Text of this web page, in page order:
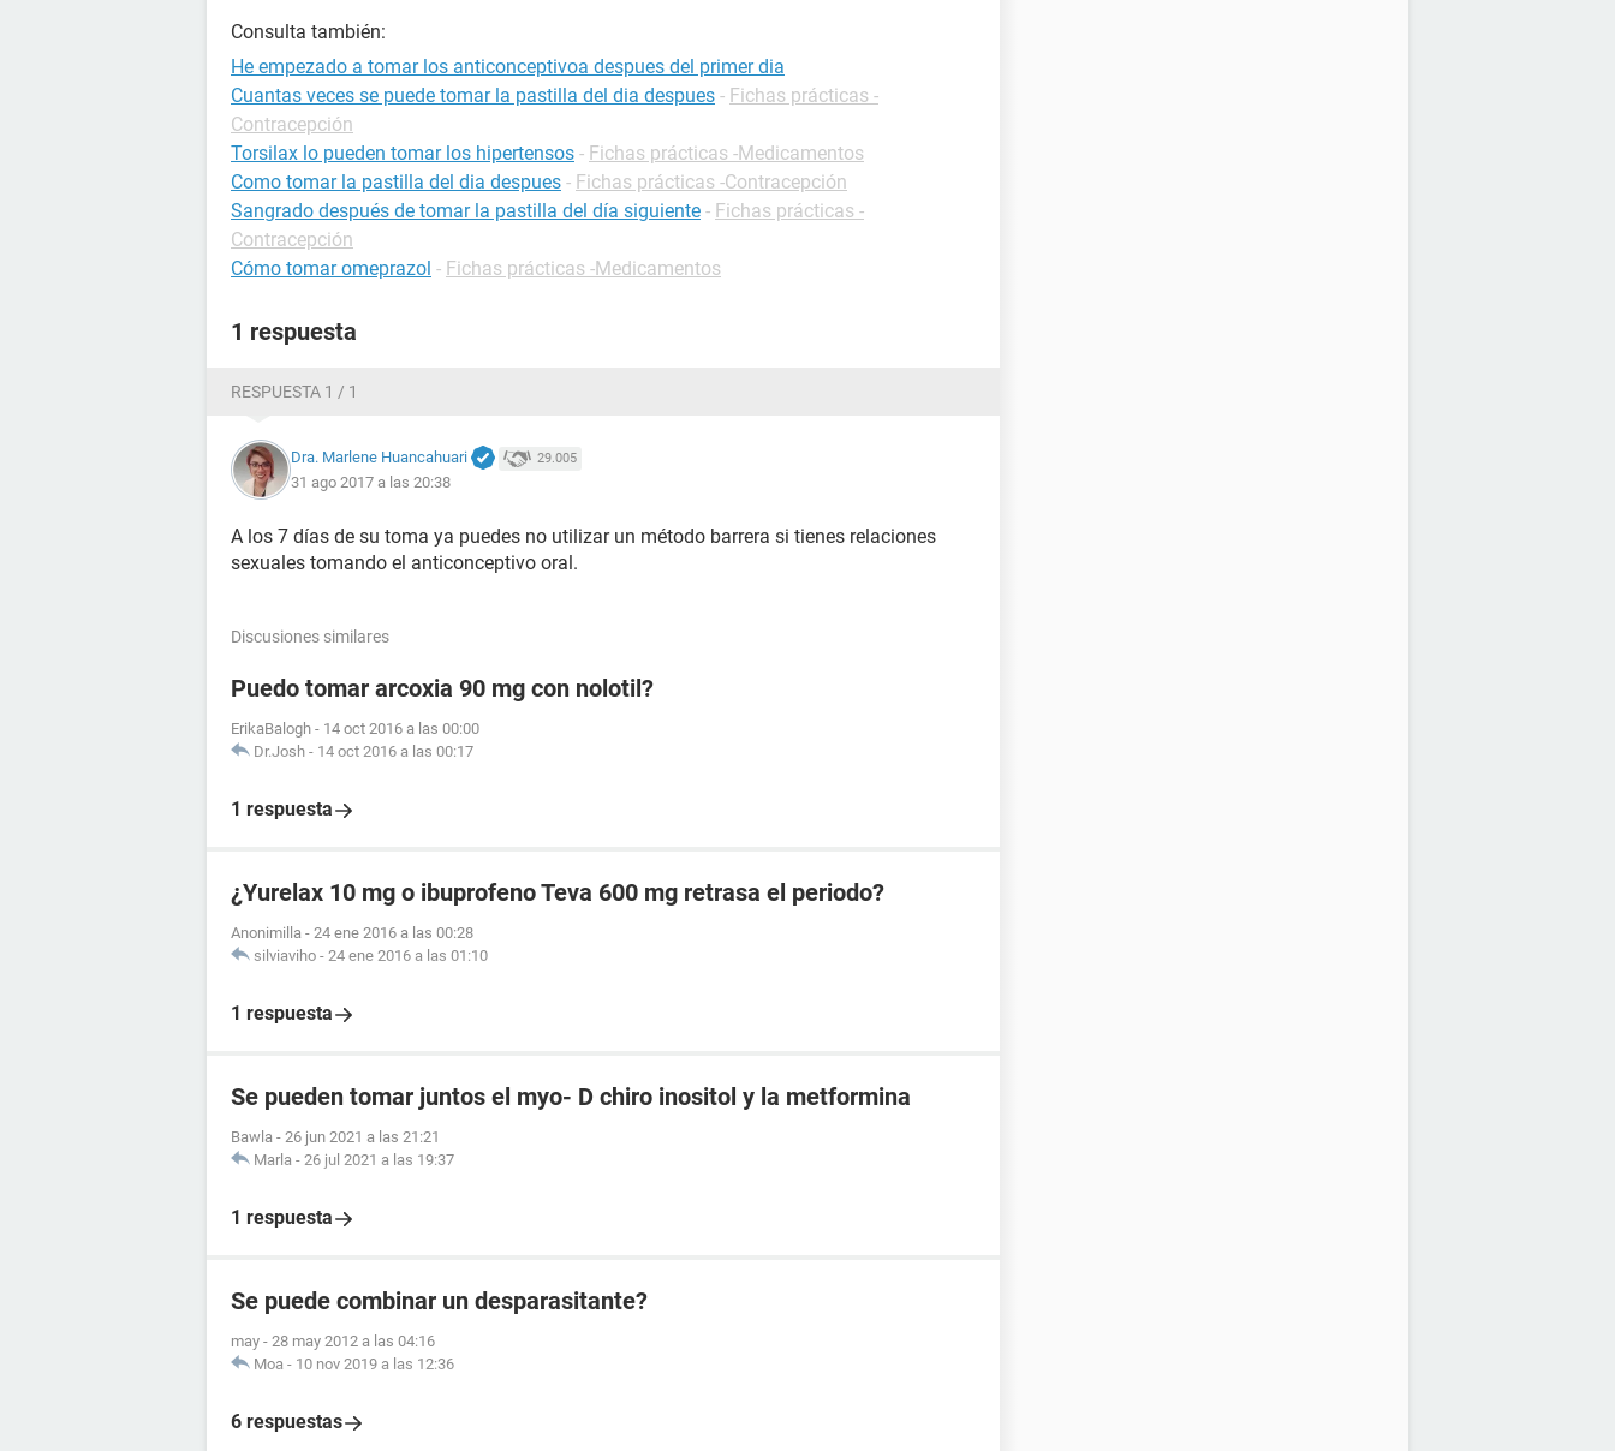
Consulta también:
He empezado a tomar los anticonceptivoa despues del primer dia
Cuantas veces se puede tomar la pastilla del dia despues - Fichas prácticas -
Contracepción
Torsilax lo pueden tomar los hipertensos - Fichas prácticas -Medicamentos
Como tomar la pastilla del dia despues - Fichas prácticas -Contracepción
Sangrado después de tomar la pastilla del día siguiente - Fichas prácticas -
Contracepción
Cómo tomar omeprazol - Fichas prácticas -Medicamentos
1 respuesta
RESPUESTA 1 / 1
Dra. Marlene Huancahuari 29.005
31 ago 2017 a las 20:38
A los 7 días de su toma ya puedes no utilizar un método barrera si tienes relaciones
sexuales tomando el anticonceptivo oral.
Discusiones similares
Puedo tomar arcoxia 90 mg con nolotil?
ErikaBalogh - 14 oct 2016 a las 00:00
Dr.Josh - 14 oct 2016 a las 00:17
1 respuesta
¿Yurelax 10 mg o ibuprofeno Teva 600 mg retrasa el periodo?
Anonimilla - 24 ene 2016 a las 00:28
silviaviho - 24 ene 2016 a las 01:10
1 respuesta
Se pueden tomar juntos el myo- D chiro inositol y la metformina
Bawla - 26 jun 2021 a las 21:21
Marla - 26 jul 2021 a las 19:37
1 respuesta
Se puede combinar un desparasitante?
may - 28 may 2012 a las 04:16
Moa - 10 nov 2019 a las 12:36
6 respuestas